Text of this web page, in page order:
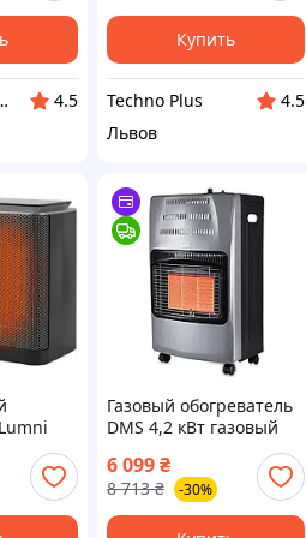
ДЛЯ БІЗНЕСУ
4.5
Купить
Techno Plus
4.5
Львов
дома
Газовый обогреватель
DMS 4,2 кВт газовый
обогреватель для дома
гаража с редуктором и
шлангом
6 099₴
8 713 ₴ -30%